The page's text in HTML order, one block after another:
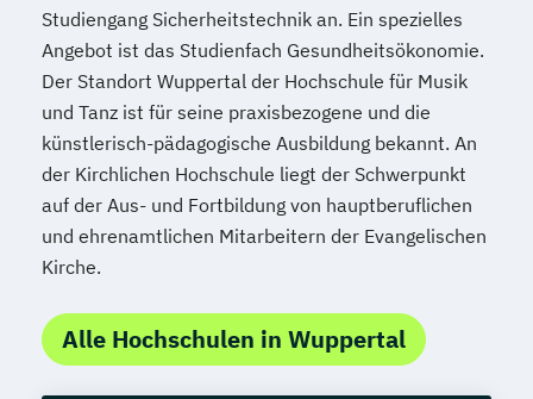
Studiengang Sicherheitstechnik an. Ein spezielles
Angebot ist das Studienfach Gesundheitsökonomie.
Der Standort Wuppertal der Hochschule für Musik
und Tanz ist für seine praxisbezogene und die
künstlerisch-pädagogische Ausbildung bekannt. An
der Kirchlichen Hochschule liegt der Schwerpunkt
auf der Aus- und Fortbildung von hauptberuflichen
und ehrenamtlichen Mitarbeitern der Evangelischen
Kirche.
Alle Hochschulen in Wuppertal